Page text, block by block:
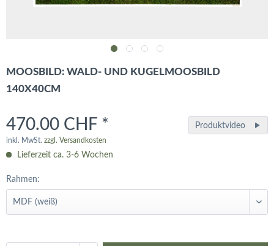
MOOSBILD: WALD- UND KUGELMOOSBILD
140X40CM
Produktvideo
470.00 CHF *
inkl. MwSt. zzgl. Versandkosten
Lieferzeit ca. 3-6 Wochen
Rahmen: